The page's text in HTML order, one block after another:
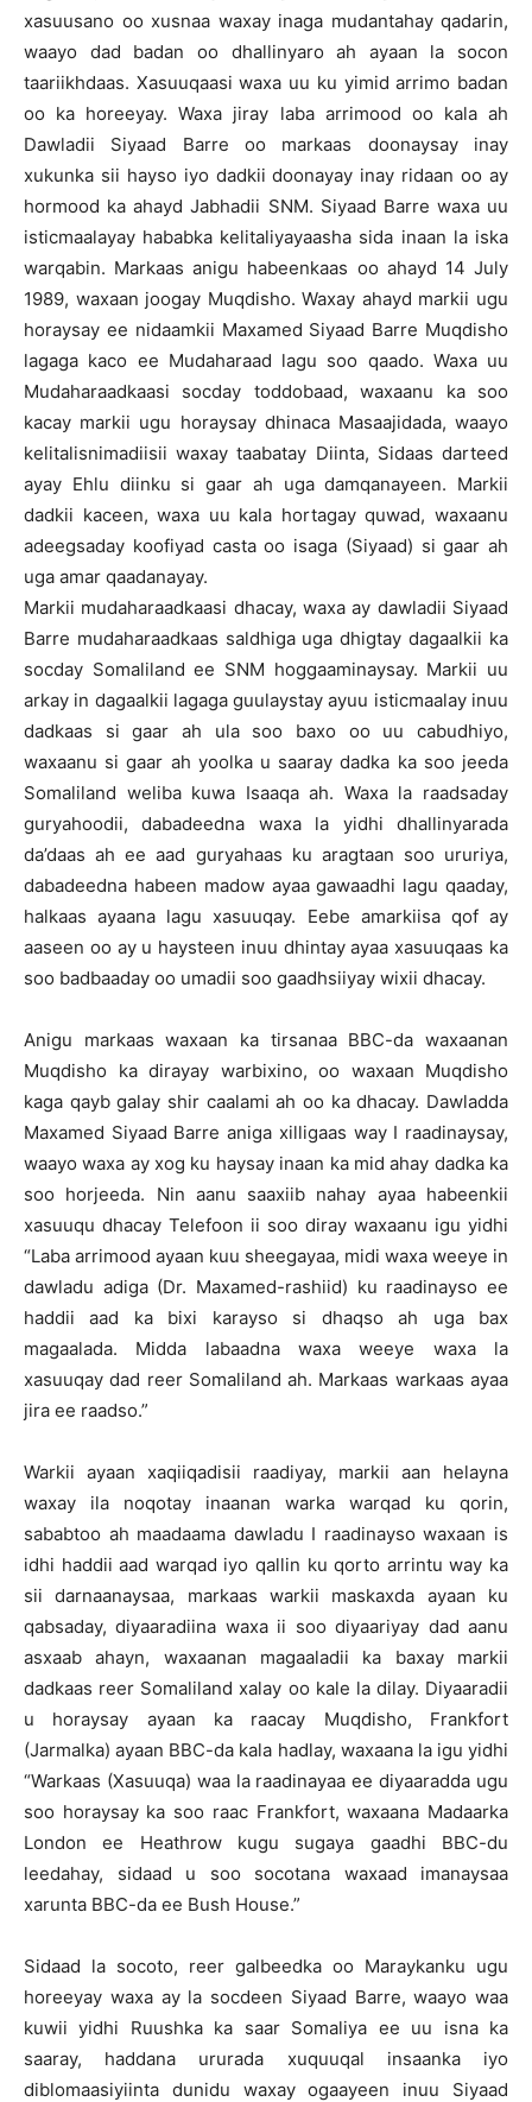
xasuusano oo xusnaa waxay inaga mudantahay qadarin,
waayo dad badan oo dhallinyaro ah ayaan la socon
taariikhdaas. Xasuuqaasi waxa uu ku yimid arrimo badan
oo ka horeeyay. Waxa jiray laba arrimood oo kala ah
Dawladii Siyaad Barre oo markaas doonaysay inay
xukunka sii hayso iyo dadkii doonayay inay ridaan oo ay
hormood ka ahayd Jabhadii SNM. Siyaad Barre waxa uu
isticmaalayay hababka kelitaliyayaasha sida inaan la iska
warqabin. Markaas anigu habeenkaas oo ahayd 14 July
1989, waxaan joogay Muqdisho. Waxay ahayd markii ugu
horaysay ee nidaamkii Maxamed Siyaad Barre Muqdisho
lagaga kaco ee Mudaharaad lagu soo qaado. Waxa uu
Mudaharaadkaasi socday toddobaad, waxaanu ka soo
kacay markii ugu horaysay dhinaca Masaajidada, waayo
kelitalisnimadiisii waxay taabatay Diinta, Sidaas darteed
ayay Ehlu diinku si gaar ah uga damqanayeen. Markii
dadkii kaceen, waxa uu kala hortagay quwad, waxaanu
adeegsaday koofiyad casta oo isaga (Siyaad) si gaar ah
uga amar qaadanayay.
Markii mudaharaadkaasi dhacay, waxa ay dawladii Siyaad
Barre mudaharaadkaas saldhiga uga dhigtay dagaalkii ka
socday Somaliland ee SNM hoggaaminaysay. Markii uu
arkay in dagaalkii lagaga guulaystay ayuu isticmaalay inuu
dadkaas si gaar ah ula soo baxo oo uu cabudhiyo,
waxaanu si gaar ah yoolka u saaray dadka ka soo jeeda
Somaliland weliba kuwa Isaaqa ah. Waxa la raadsaday
guryahoodii, dabadeedna waxa la yidhi dhallinyarada
da’daas ah ee aad guryahaas ku aragtaan soo ururiya,
dabadeedna habeen madow ayaa gawaadhi lagu qaaday,
halkaas ayaana lagu xasuuqay. Eebe amarkiisa qof ay
aaseen oo ay u haysteen inuu dhintay ayaa xasuuqaas ka
soo badbaaday oo umadii soo gaadhsiiyay wixii dhacay.
Anigu markaas waxaan ka tirsanaa BBC-da waxaanan
Muqdisho ka dirayay warbixino, oo waxaan Muqdisho
kaga qayb galay shir caalami ah oo ka dhacay. Dawladda
Maxamed Siyaad Barre aniga xilligaas way I raadinaysay,
waayo waxa ay xog ku haysay inaan ka mid ahay dadka ka
soo horjeeda. Nin aanu saaxiib nahay ayaa habeenkii
xasuuqu dhacay Telefoon ii soo diray waxaanu igu yidhi
“Laba arrimood ayaan kuu sheegayaa, midi waxa weeye in
dawladu adiga (Dr. Maxamed-rashiid) ku raadinayso ee
haddii aad ka bixi karayso si dhaqso ah uga bax
magaalada. Midda labaadna waxa weeye waxa la
xasuuqay dad reer Somaliland ah. Markaas warkaas ayaa
jira ee raadso.”
Warkii ayaan xaqiiqadisii raadiyay, markii aan helayna
waxay ila noqotay inaanan warka warqad ku qorin,
sababtoo ah maadaama dawladu I raadinayso waxaan is
idhi haddii aad warqad iyo qallin ku qorto arrintu way ka
sii darnaanaysaa, markaas warkii maskaxda ayaan ku
qabsaday, diyaaradiina waxa ii soo diyaariyay dad aanu
asxaab ahayn, waxaanan magaaladii ka baxay markii
dadkaas reer Somaliland xalay oo kale la dilay. Diyaaradii
u horaysay ayaan ka raacay Muqdisho, Frankfort
(Jarmalka) ayaan BBC-da kala hadlay, waxaana la igu yidhi
“Warkaas (Xasuuqa) waa la raadinayaa ee diyaaradda ugu
soo horaysay ka soo raac Frankfort, waxaana Madaarka
London ee Heathrow kugu sugaya gaadhi BBC-du
leedahay, sidaad u soo socotana waxaad imanaysaa
xarunta BBC-da ee Bush House.”
Sidaad la socoto, reer galbeedka oo Maraykanku ugu
horeeyay waxa ay la socdeen Siyaad Barre, waayo waa
kuwii yidhi Ruushka ka saar Somaliya ee uu isna ka
saaray, haddana ururada xuquuqal insaanka iyo
diblomaasiyiinta dunidu waxay ogaayeen inuu Siyaad